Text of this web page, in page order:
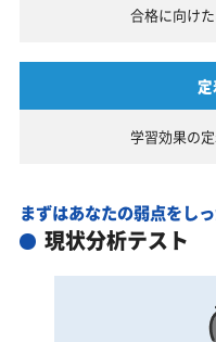
合格に向け
学習効果の
まずはあなたの弱点をし
現状分析テスト